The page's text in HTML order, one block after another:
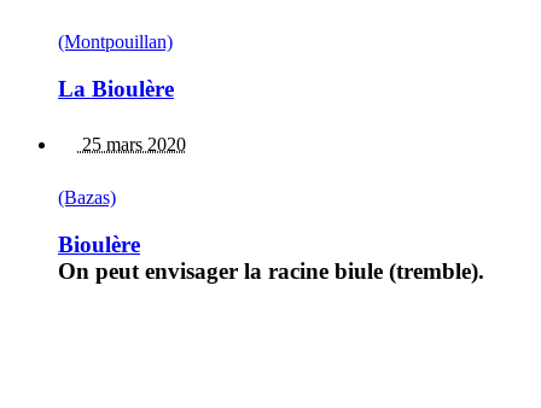
(Montpouillan)
La Bioulère
25 mars 2020
(Bazas)
Bioulère
On peut envisager la racine biule (tremble).